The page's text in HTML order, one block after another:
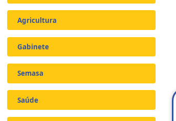
Agricultura
Gabinete
Semasa
Saúde